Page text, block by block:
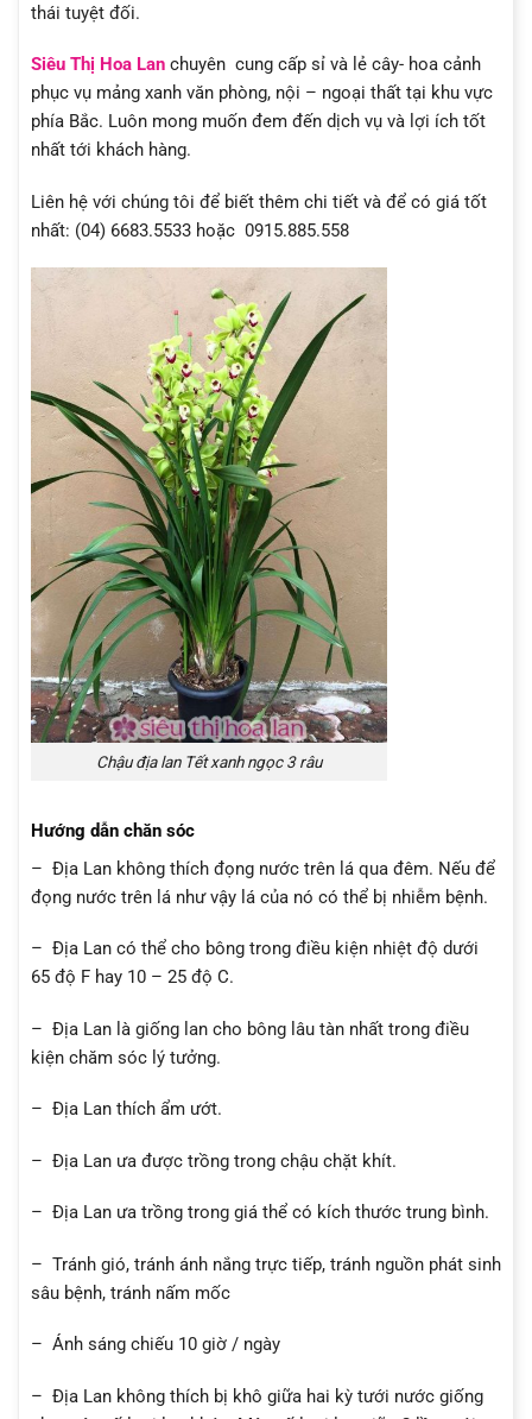
thái tuyệt đối.
Siêu Thị Hoa Lan chuyên cung cấp sỉ và lẻ cây- hoa cảnh
phục vụ mảng xanh văn phòng, nội – ngoại thất tại khu vực
phía Bắc. Luôn mong muốn đem đến dịch vụ và lợi ích tốt
nhất tới khách hàng.
Liên hệ với chúng tôi để biết thêm chi tiết và để có giá tốt
nhất: (04) 6683.5533 hoặc 0915.885.558
Chậu địa lan Tết xanh ngọc 3 râu
Hướng dẫn chăn sóc
– Địa Lan không thích đọng nước trên lá qua đêm. Nếu để
đọng nước trên lá như vậy lá của nó có thể bị nhiễm bệnh.
– Địa Lan có thể cho bông trong điều kiện nhiệt độ dưới
65 độ F hay 10 – 25 độ C.
– Địa Lan là giống lan cho bông lâu tàn nhất trong điều
kiện chăm sóc lý tưởng.
– Địa Lan thích ẩm ướt.
– Địa Lan ưa được trồng trong chậu chặt khít.
– Địa Lan ưa trồng trong giá thể có kích thước trung bình.
– Tránh gió, tránh ánh nắng trực tiếp, tránh nguồn phát sinh
sâu bệnh, tránh nấm mốc
– Ánh sáng chiếu 10 giờ / ngày
– Địa Lan không thích bị khô giữa hai kỳ tưới nước giống